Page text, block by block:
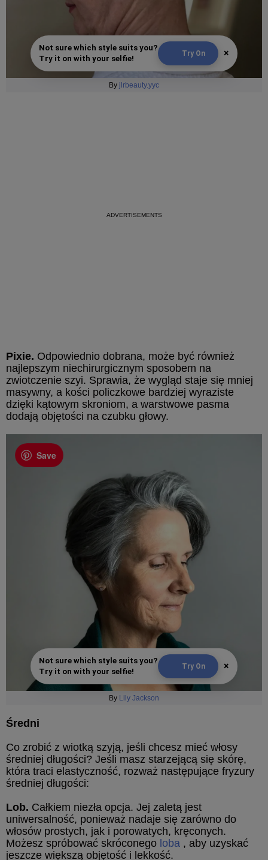
Not sure which style suits you?
Try it on with your selfie!
Try On ×
By jlrbeauty.yyc
Pixie. Odpowiednio dobrana, może być również
najlepszym niechirurgicznym sposobem na
zwiotczenie szyi. Sprawia, że ​​wygląd staje się mniej
masywny, a kości policzkowe bardziej wyraziste
dzięki kątowym skroniom, a warstwowe pasma
dodają objętości na czubku głowy.
Save
Not sure which style suits you?
Try it on with your selfie!
Try On ×
By Lily Jackson
Średni
Co zrobić z wiotką szyją, jeśli chcesz mieć włosy
średniej długości? Jeśli masz starzejącą się skórę,
która traci elastyczność, rozważ następujące fryzury
średniej długości:
Lob. Całkiem niezła opcja. Jej zaletą jest
uniwersalność, ponieważ nadaje się zarówno do
włosów prostych, jak i porowatych, kręconych.
Możesz spróbować skróconego loba , aby uzyskać
jeszcze większą objętość i lekkość.